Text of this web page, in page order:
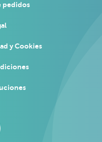
pedidos
y Cookies